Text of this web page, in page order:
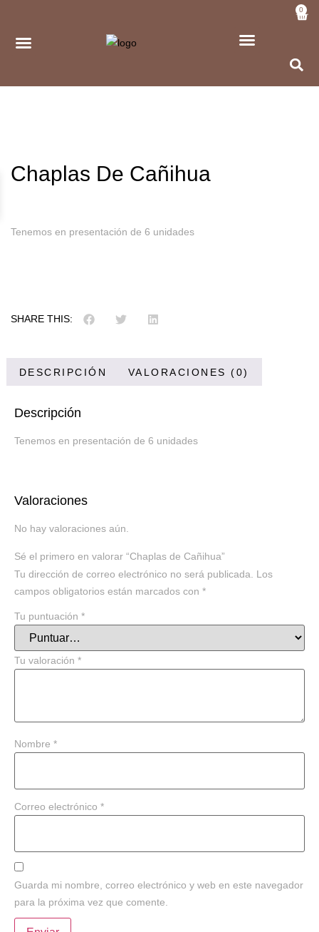
0
Chaplas De Cañihua
Tenemos en presentación de 6 unidades
SHARE THIS:
DESCRIPCIÓN VALORACIONES (0)
Descripción
Tenemos en presentación de 6 unidades
Valoraciones
No hay valoraciones aún.
Sé el primero en valorar “Chaplas de Cañihua”
Tu dirección de correo electrónico no será publicada.
Los
campos obligatorios están marcados con *
Tu puntuación *
Tu valoración *
Nombre *
Correo electrónico *
Guarda mi nombre, correo electrónico y web en este navegador
para la próxima vez que comente.